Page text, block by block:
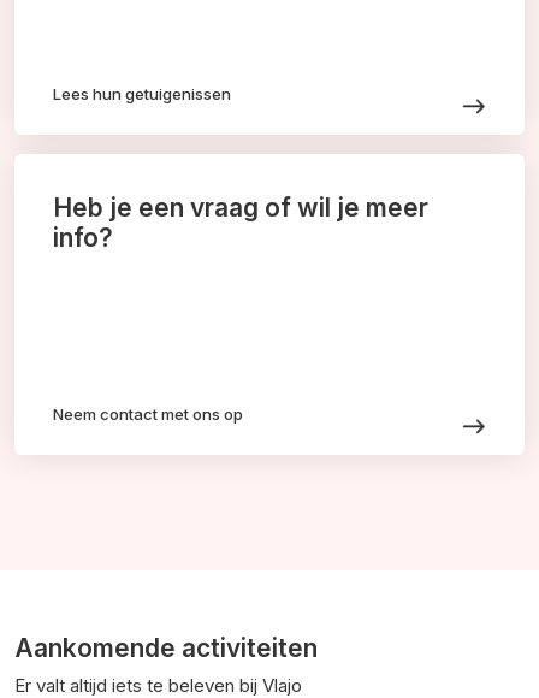
Lees hun getuigenissen
Heb je een vraag of wil je meer
info?
Neem contact met ons op
Aankomende activiteiten
Er valt altijd iets te beleven bij Vlajo